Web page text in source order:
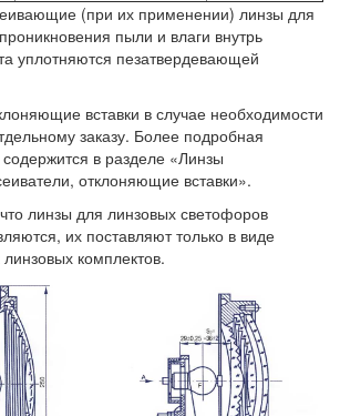
(при их применении) линзы для
пыли и влаги внутрь
уплотняются пезатвердевающей
вставки в случае необходимости
заказу. Более подробная
в разделе «Линзы
отклоняющие вставки».
линзы для линзовых светофоров
их поставляют только в виде
комплектов.